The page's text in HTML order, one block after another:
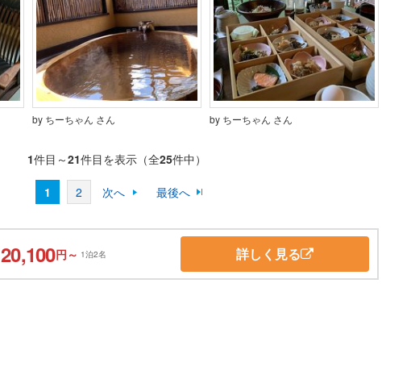
by ちーちゃん さん by ちーちゃん さん
1件目～21件目を表示（全25件中）
1 2 次へ 最後へ
20,100円～ 1泊2名 詳しく見る